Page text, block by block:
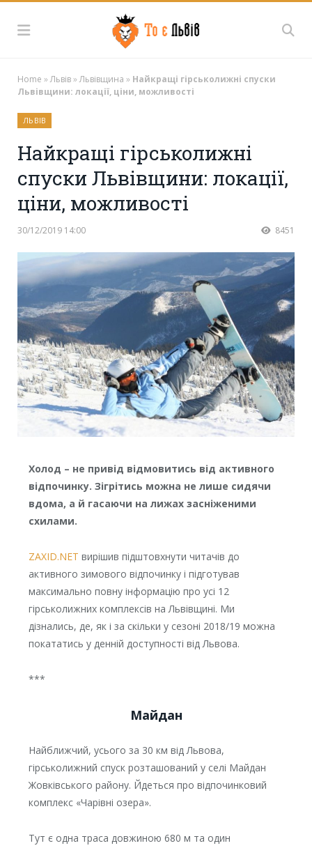
Home »Львів»Львівщина » Найкращі гірськолижні спуски
Львівщини: локації, ціни, можливості
ЛЬВІВ
Найкращі гірськолижні
спуски Львівщини: локації,
ціни, можливості
30/12/2019 14:00 8451
Холод – не привід відмовитись від активного
відпочинку. Зігрітись можна не лише сидячи
вдома, а й гасаючи на лижах засніженими
схилами.
ZAXID.NET вирішив підштовхнути читачів до
активного зимового відпочинку і підготував
максимально повну інформацію про усі 12
гірськолижних комплексів на Львівщині. Ми
дізнались, де, як і за скільки у сезоні 2018/19 можна
покататись у денній доступності від Львова.
***
Майдан
Найближчий, усього за 30 км від Львова,
гірськолижний спуск розташований у селі Майдан
Жовківського району. Йдеться про відпочинковий
комплекс «Чарівні озера».
Тут є одна траса довжиною 680 м та один